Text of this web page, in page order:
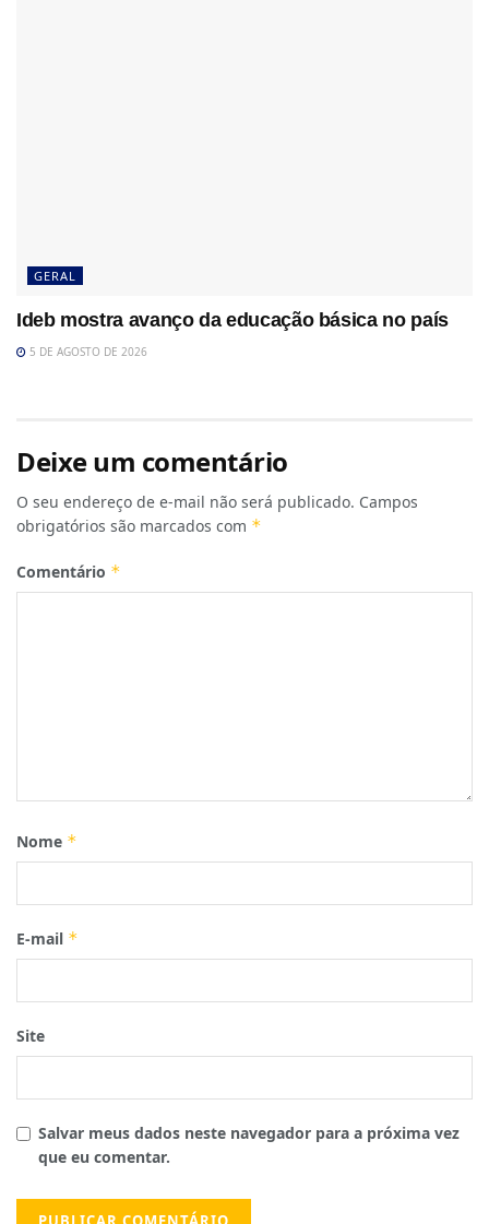
GERAL
Ideb mostra avanço da educação básica no país
5 DE AGOSTO DE 2026
Deixe um comentário
O seu endereço de e-mail não será publicado. Campos
obrigatórios são marcados com *
Comentário *
Nome *
E-mail *
Site
Salvar meus dados neste navegador para a próxima vez
que eu comentar.